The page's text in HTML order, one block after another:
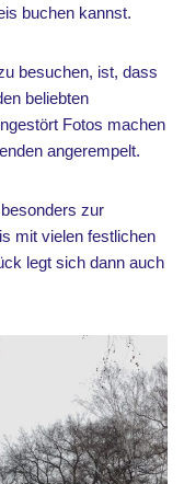
buchen kannst.
besuchen, ist, dass
beliebten
Fotos machen
angerempelt.
zur
mit vielen festlichen
legt sich dann auch